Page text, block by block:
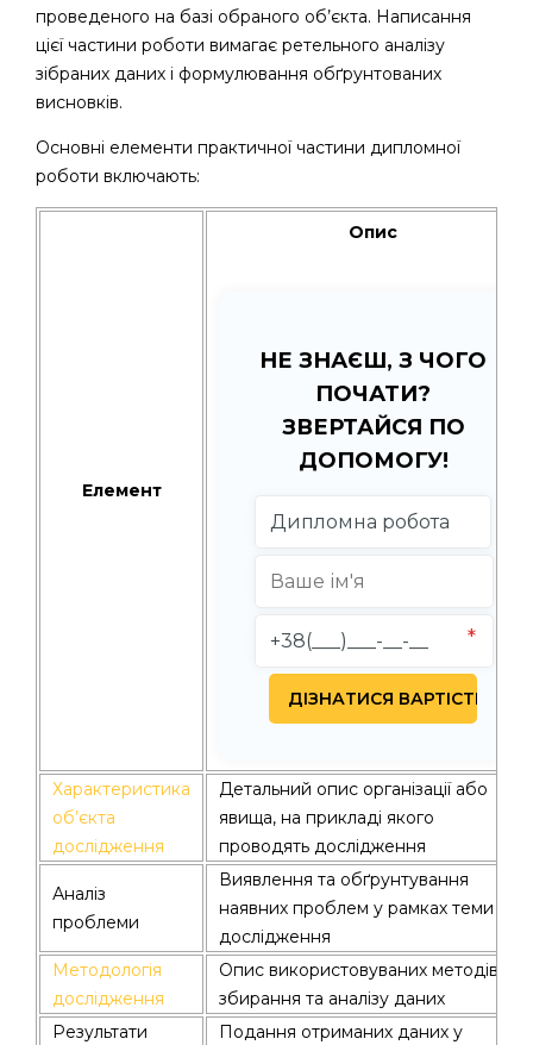
проведеного на базі обраного об’єкта. Написання
цієї частини роботи вимагає ретельного аналізу
зібраних даних і формулювання обґрунтованих
висновків.
Основні елементи практичної частини дипломної
роботи включають:
Елемент
Опис
НЕ ЗНАЄШ, З ЧОГО
ПОЧАТИ?
ЗВЕРТАЙСЯ ПО
ДОПОМОГУ!
Характеристика
об’єкта
дослідження
Детальний опис організації або
явища, на прикладі якого
проводять дослідження
Аналіз
проблеми
Виявлення та обґрунтування
наявних проблем у рамках теми
дослідження
Методологія
дослідження
Опис використовуваних методів
збирання та аналізу даних
Результати
Подання отриманих даних у